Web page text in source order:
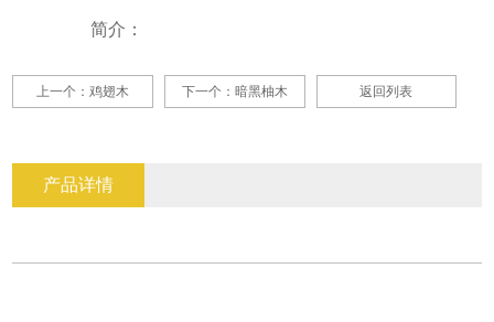
简介：
上一个：鸡翅木 下一个：暗黑柚木 返回列表
产品详情